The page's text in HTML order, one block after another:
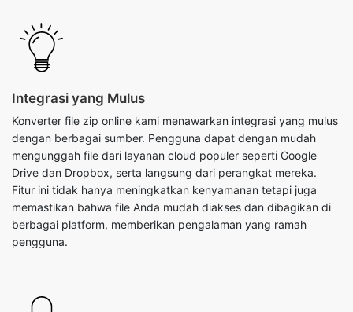
Integrasi yang Mulus
Konverter file zip online kami menawarkan integrasi yang mulus
dengan berbagai sumber. Pengguna dapat dengan mudah
Drive dan Dropbox, serta langsung dari perangkat mereka.
Fitur ini tidak hanya meningkatkan kenyamanan tetapi juga
memastikan bahwa file Anda mudah diakses dan dibagikan di
berbagai platform, memberikan pengalaman yang ramah
pengguna.
Tindakan Keamanan yang Kuat